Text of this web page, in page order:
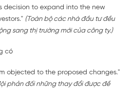
decision to expand into the new
(Toàn bộ các nhà đầu tư đều
sang thị trường mới của công ty.)
có
objected to the proposed changes."
phản đối những thay đổi được đề